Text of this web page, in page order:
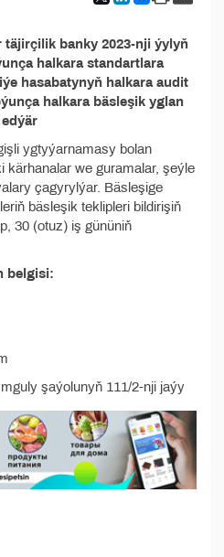
banky 2023-nji ýylyň
halkara standartlara
hasabatynyň halkara audit
halkara bäsleşik yglan
edýär
ygtyýarnamasy bolan
kärhanalar we guramalar, şeýle
çagyrylýar. Bäsleşige
bäsleşik teklipleri bildirişiň
30 (otuz) iş gününiň
belgisi:
şaýolunyň 111/2-nji jaýy